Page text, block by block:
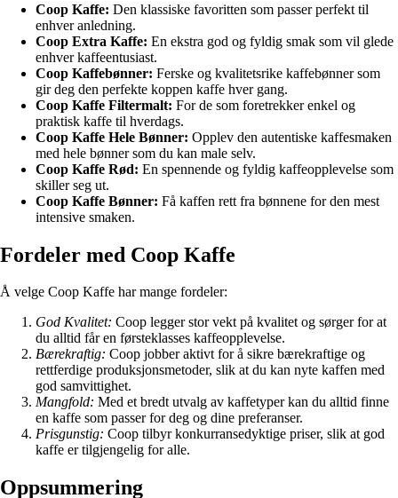
Coop Kaffe: Den klassiske favoritten som passer perfekt til
enhver anledning.
Coop Extra Kaffe: En ekstra god og fyldig smak som vil glede
enhver kaffeentusiast.
Coop Kaffebønner: Ferske og kvalitetsrike kaffebønner som
gir deg den perfekte koppen kaffe hver gang.
Coop Kaffe Filtermalt: For de som foretrekker enkel og
praktisk kaffe til hverdags.
Coop Kaffe Hele Bønner: Opplev den autentiske kaffesmaken
med hele bønner som du kan male selv.
Coop Kaffe Rød: En spennende og fyldig kaffeopplevelse som
skiller seg ut.
Coop Kaffe Bønner: Få kaffen rett fra bønnene for den mest
intensive smaken.
Fordeler med Coop Kaffe
Å velge Coop Kaffe har mange fordeler:
God Kvalitet: Coop legger stor vekt på kvalitet og sørger for at
du alltid får en førsteklasses kaffeopplevelse.
Bærekraftig: Coop jobber aktivt for å sikre bærekraftige og
rettferdige produksjonsmetoder, slik at du kan nyte kaffen med
god samvittighet.
Mangfold: Med et bredt utvalg av kaffetyper kan du alltid finne
en kaffe som passer for deg og dine preferanser.
Prisgunstig: Coop tilbyr konkurransedyktige priser, slik at god
kaffe er tilgjengelig for alle.
Oppsummering